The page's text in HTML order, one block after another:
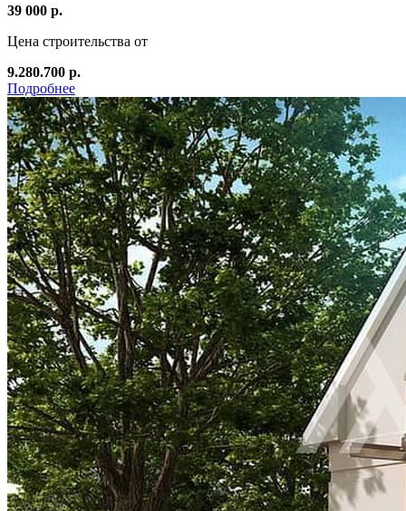
39 000 р.
Цена строительства от
9.280.700 р.
Подробнее